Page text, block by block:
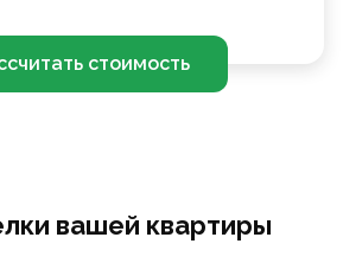
стоимость
вашей квартиры